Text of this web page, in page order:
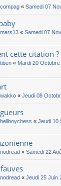
compag « Samedi 07
mars13 « Samedi 07
cette citation ?
tiben « Mardi 20 Octobre
wakko « Jeudi 08
hellboychess « Jeudi 10
nodread « Samedi 22
nodread « Jeudi 25 Juin